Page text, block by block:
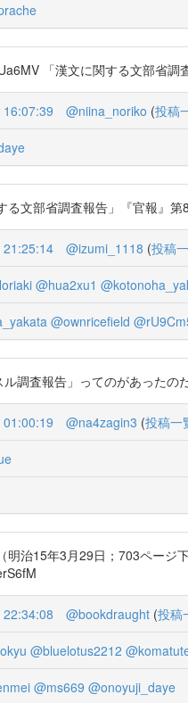
「漢文に関する文部省調
@niina_noriko (投稿
る文部省調査報告」『官報』
@izumi_1118 (投稿
@hua2xu1
@ownricefield
ル調査報告」ってのがあった
@na4zagin3 (投稿一
明治15年3月29日；703ペー
@bookdraught (投稿
@bluelotus2212
@ms669 @onoyuji_daye